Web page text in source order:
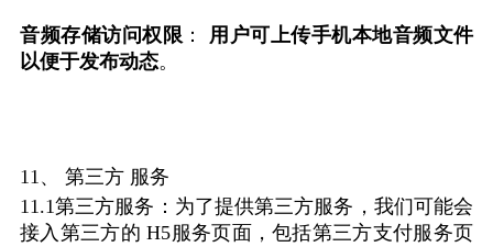
音频存储访问权限 ：
用户可上传手机本地音频文件
以便于发布动态。
11、 第三方 服务
11.1第三方服务：为了提供第三方服务，我们可能会
接入第三方的 H5服务页面，包括第三方支付服务页